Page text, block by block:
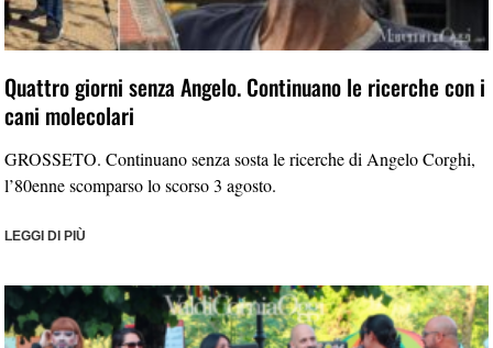
Quattro giorni senza Angelo. Continuano le ricerche con i
cani molecolari
GROSSETO. Continuano senza sosta le ricerche di Angelo Corghi,
l’80enne scomparso lo scorso 3 agosto.
LEGGI DI PIÙ